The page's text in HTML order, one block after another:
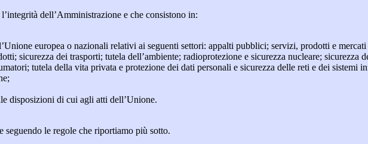
dell’Amministrazione e che consistono in:
europea o nazionali relativi ai seguenti settori: appalti pubblici; servizi, prodotti e
sicurezza dei trasporti; tutela dell’ambiente; radioprotezione e sicurezza nucleare; sicurezza
tutela della vita privata e protezione dei dati personali e sicurezza delle reti e dei sistemi
disposizioni di cui agli atti dell’Unione.
seguendo le regole che riportiamo più sotto.